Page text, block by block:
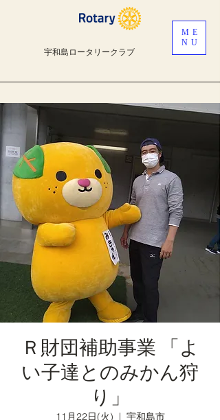
宇和島ロータリークラブ
ME
NU
Ｒ財団補助事業 「よ
い子達とのみかん狩
り」
11月22日(火)
  |
宇和島市